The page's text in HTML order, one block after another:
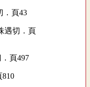
．頁43
頁497